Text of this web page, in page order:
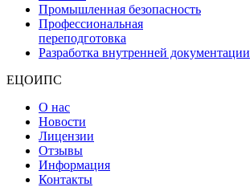
Промышленная безопасность
Профессиональная
переподготовка
Разработка внутренней документации
ЕЦОИПС
О нас
Новости
Лицензии
Отзывы
Информация
Контакты